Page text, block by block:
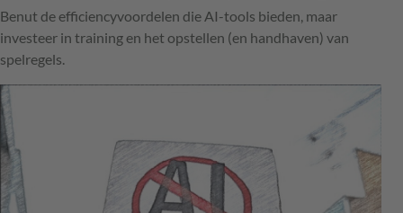
Benut de efficiencyvoordelen die AI-tools bieden, maar
investeer in training en het opstellen (en handhaven) van
spelregels.